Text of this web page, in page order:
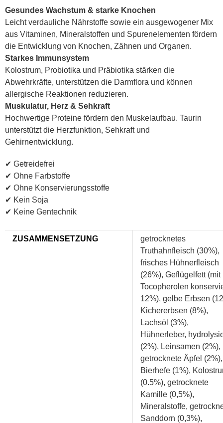
Gesundes Wachstum & starke Knochen
Leicht verdauliche Nährstoffe sowie ein ausgewogener Mix
aus Vitaminen, Mineralstoffen und Spurenelementen fördern
die Entwicklung von Knochen, Zähnen und Organen.
Starkes Immunsystem
Kolostrum, Probiotika und Präbiotika stärken die
Abwehrkräfte, unterstützen die Darmflora und können
allergische Reaktionen reduzieren.
Muskulatur, Herz & Sehkraft
Hochwertige Proteine fördern den Muskelaufbau. Taurin
unterstützt die Herzfunktion, Sehkraft und
Gehirnentwicklung.
✔ Getreidefrei
✔ Ohne Farbstoffe
✔ Ohne Konservierungsstoffe
✔ Kein Soja
✔ Keine Gentechnik
ZUSAMMENSETZUNG
getrocknetes
Truthahnfleisch (30%),
frisches Hühnerfleisch
(26%), Geflügelfett (mit
Tocopherolen
12%), gelbe Erbsen
Kichererbsen (8%),
Lachsöl (3%),
Hühnerleber,
(2%), Leinsamen (2%),
getrocknete Äpfel (2%),
Bierhefe (1%),
(0.5%), getrocknete
Kamille (0,5%),
Mineralstoffe,
Sanddorn (0,3%),